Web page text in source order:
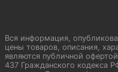
Вся информация,
цены товаров, описания,
являются публичной
437 Гражданского кодекса